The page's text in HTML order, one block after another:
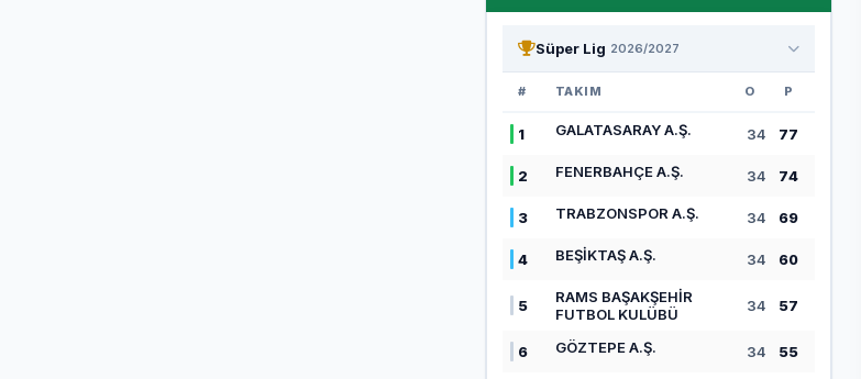
Süper Lig 2026/2027
# TAKIM O P
1 GALATASARAY A.Ş. 34 77
2 FENERBAHÇE A.Ş. 34 74
3 TRABZONSPOR A.Ş. 34 69
4 BEŞİKTAŞ A.Ş. 34 60
5
RAMS BAŞAKŞEHİR
FUTBOL KULÜBÜ
34 57
6 GÖZTEPE A.Ş. 34 55